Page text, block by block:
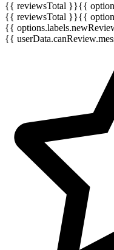
{{ reviewsTotal }}{{
{{ reviewsTotal }}{{
{{
{{